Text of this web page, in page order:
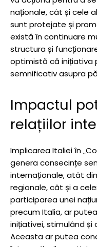
naționale, cât și cele
sunt protejate și
există în continuare
structura și
optimistă că inițiativa
semnificativ asupra
Impactul
relațiilor
Implicarea Italiei în
genera consecințe
internaționale, atât
regionale, cât și a
participarea unei
precum Italia, ar
inițiativei, stimulând
Aceasta ar putea